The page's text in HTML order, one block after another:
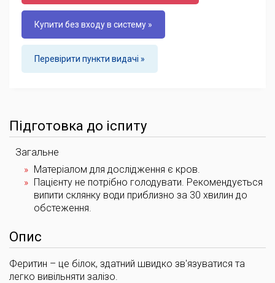
Купити без входу в систему »
Перевірити пункти видачі »
Підготовка до іспиту
Загальне
Матеріалом для дослідження є кров.
Пацієнту не потрібно голодувати. Рекомендується
випити склянку води приблизно за 30 хвилин до
обстеження.
Опис
Феритин – це білок, здатний швидко зв'язуватися та
легко вивільняти залізо.